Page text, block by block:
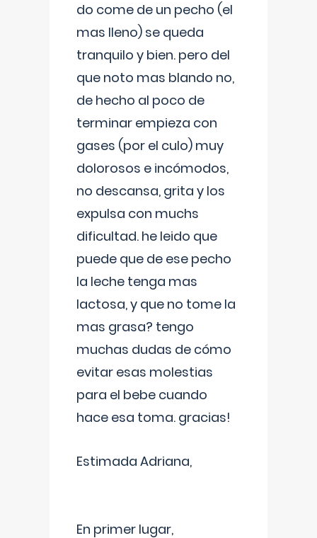
do come de un pecho (el
mas lleno) se queda
tranquilo y bien. pero del
que noto mas blando no,
de hecho al poco de
terminar empieza con
gases (por el culo) muy
dolorosos e incómodos,
no descansa, grita y los
expulsa con muchs
dificultad. he leido que
puede que de ese pecho
la leche tenga mas
lactosa, y que no tome la
mas grasa? tengo
muchas dudas de cómo
evitar esas molestias
para el bebe cuando
hace esa toma. gracias!
Estimada Adriana,
En primer lugar,